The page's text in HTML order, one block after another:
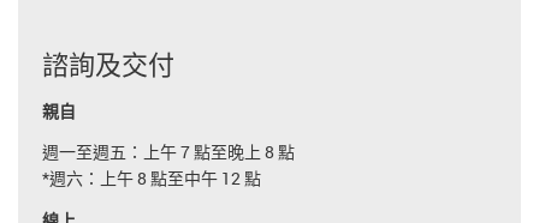
諮詢及交付
親自
週一至週五：上午 7 點至晚上 8 點
*週六：上午 8 點至中午 12 點